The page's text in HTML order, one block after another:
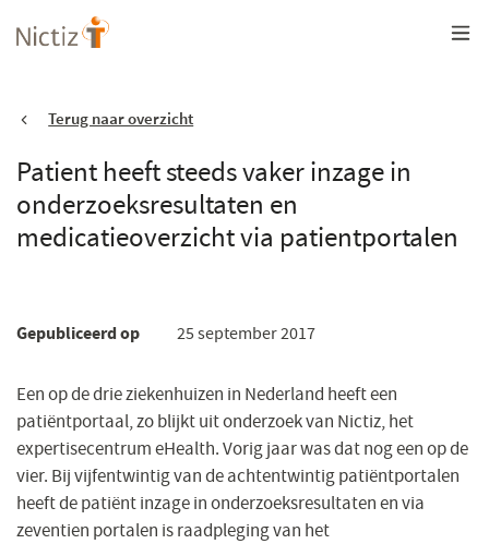
Overslaan
en
gaanTerug naar overzicht
Patient heeft steeds vaker inzage in
onderzoeksresultaten en
medicatieoverzicht via patientportalen
Gepubliceerd op 25 september 2017
​​​Een op de drie ziekenhuizen in Nederland heeft een
patiëntportaal, zo blijkt uit onderzoek van Nictiz, het
expertisecentrum eHealth. Vorig jaar was dat nog een op de
vier. Bij vijfentwintig van de achtentwintig patiëntportalen
heeft de patiënt inzage in onderzoeksresultaten en via
zeventien portalen is raadpleging van het